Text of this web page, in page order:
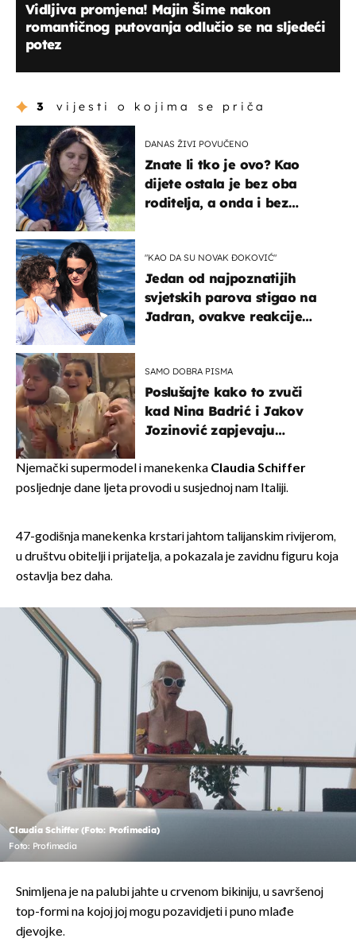
Vidljiva promjena! Majin Šime nakon
romantičnog putovanja odlučio se na sljedeći
potez
3 vijesti o kojima se priča
DANAS ŽIVI POVUČENO
Znate li tko je ovo? Kao
dijete ostala je bez oba
roditelja, a onda i bez
"KAO DA SU NOVAK ĐOKOVIĆ"
Jedan od najpoznatijih
svjetskih parova stigao na
Jadran, ovakve reakcije
SAMO DOBRA PISMA
Poslušajte kako to zvuči
kad Nina Badrić i Jakov
Jozinović zapjevaju
Njemački supermodel i manekenka Claudia Schiffer
posljednje dane ljeta provodi u susjednoj nam Italiji.
47-godišnja manekenka krstari jahtom talijanskim rivijerom,
u društvu obitelji i prijatelja, a pokazala je zavidnu figuru koja
ostavlja bez daha.
Claudia Schiffer (Foto: Profimedia)
Foto: Profimedia
Snimljena je na palubi jahte u crvenom bikiniju, u savršenoj
top-formi na kojoj joj mogu pozavidjeti i puno mlađe
djevojke.